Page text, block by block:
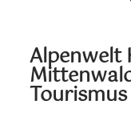
Alpenwelt